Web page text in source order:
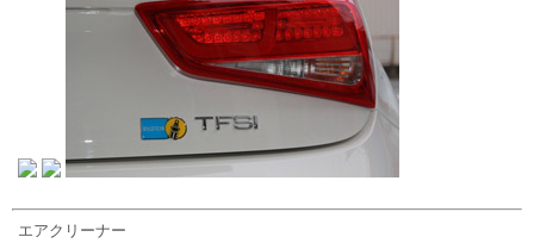
エアクリーナー